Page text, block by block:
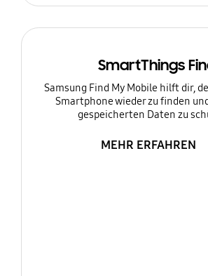
SmartThings
Samsung Find My Mobile hilft dir,
Smartphone wieder zu finden
gespeicherten Daten zu
MEHR ERFAHREN